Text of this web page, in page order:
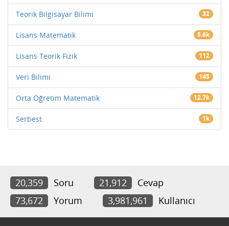
Teorik Bilgisayar Bilimi 32
Lisans Matematik 5.6k
Lisans Teorik Fizik 112
Veri Bilimi 145
Orta Öğretim Matematik 12.7k
Serbest 1k
20,359 Soru 21,912
Cevap
73,672
Yorum 3,981,961 Kullanıcı